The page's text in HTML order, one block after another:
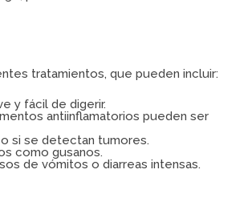
tratamientos, que pueden incluir:
y fácil de digerir.
antiinflamatorios pueden ser
si se detectan tumores.
como gusanos.
de vómitos o diarreas intensas.